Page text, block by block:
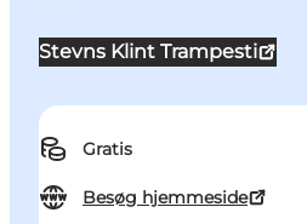
Stevns Klint Trampesti
Gratis
Besøg hjemmeside